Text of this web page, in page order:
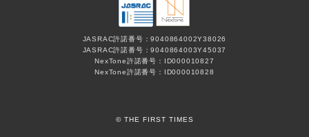
JASRAC許諾番号：9040864002Y38026
JASRAC許諾番号：9040864003Y45037
NexTone許諾番号：ID000010827
NexTone許諾番号：ID000010828
© THE FIRST TIMES